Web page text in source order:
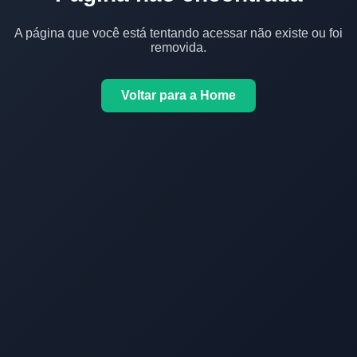
A página que você está tentando acessar não existe ou foi
removida.
Voltar para a Home